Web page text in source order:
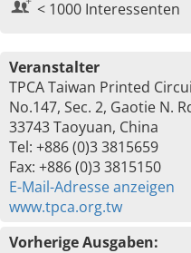
< 1000 Interessenten
Veranstalter
TPCA Taiwan Printed
No.147, Sec. 2, Gaotie N.
33743 Taoyuan, China
Tel: +886 (0)3 3815659
Fax: +886 (0)3 3815150
E-Mail-Adresse anzeigen
www.tpca.org.tw
Vorherige Ausgaben: